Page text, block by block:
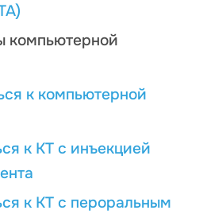
компьютерной
к компьютерной
к КТ с инъекцией
к КТ с пероральным